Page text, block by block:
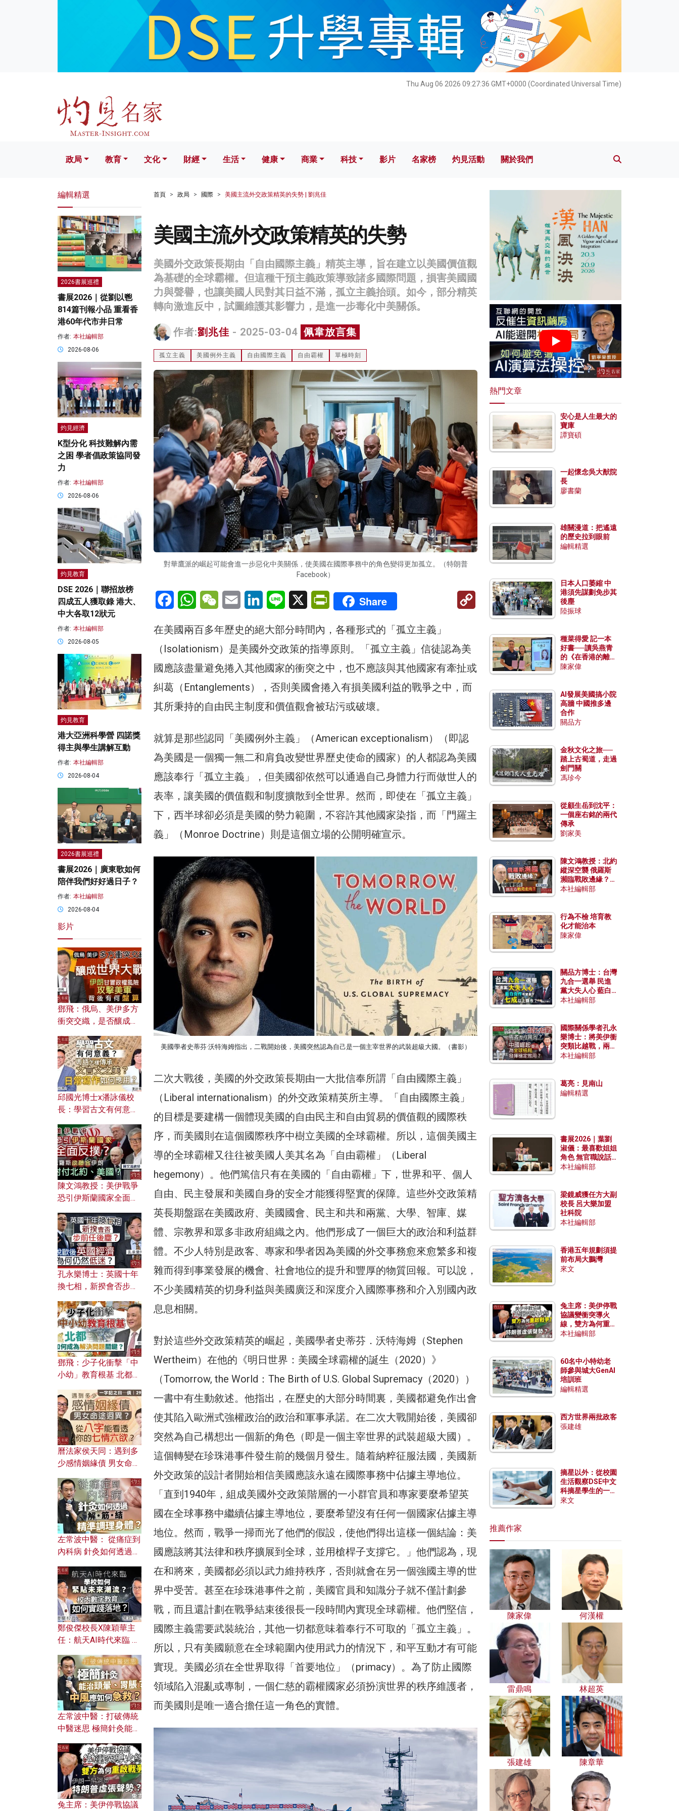
Thu Aug 06 2026 09:27:37 GMT+0000 (Coordinated Universal Time)
文化 財經 生活 健康 科技 影片 名家榜 灼見活動 關於我們
政局 教育 文化 財經 生活 健康 商業 科技 影片 名家榜 灼見活動 關於我們
首頁 政局 國際 美國主流外交政策精英的失勢 | 劉兆佳
美國主流外交政策精英的失勢
美國外交政策長期由「自由國際主義」精英主導，旨在建立以美國價值觀
為基礎的全球霸權。但這種干預主義政策導致諸多國際問題，損害美國國
力與聲譽，也讓美國人民對其日益不滿，孤立主義抬頭。如今，部分精英
轉向激進反中，試圖維護其影響力，是進一步毒化中美關係。
作者:劉兆佳 - 2025-03-04 佩韋放言集
孤立主義 美國例外主義 自由國際主義 自由霸權 單極時刻
對華鷹派的崛起可能會進一步惡化中美關係，使美國在國際事務中的角色變得更加孤立。（特朗普
Facebook）
FacebookWhatsAppWeChatEmail LinkedInLine X PrintFriendly
Share
Copy
在美國兩百多年歷史的絕大部分時間內，各種形式的「孤立主義」
（Isolationism）是美國外交政策的指導原則。「孤立主義」信徒認為美
國應該盡量避免捲入其他國家的衝突之中，也不應該與其他國家有牽扯或
糾葛（Entanglements），否則美國會捲入有損美國利益的戰爭之中，而
其所秉持的自由民主制度和價值觀會被玷污或破壞。
就算是那些認同「美國例外主義」（American exceptionalism）（即認
為美國是一個獨一無二和肩負改變世界歷史使命的國家）的人都認為美國
應該奉行「孤立主義」，但美國卻依然可以通過自己身體力行而做世人的
表率，讓美國的價值觀和制度擴散到全世界。然而，即使在「孤立主義」
下，西半球卻必須是美國的勢力範圍，不容許其他國家染指，而「門羅主
義」（Monroe Doctrine）則是這個立場的公開明確宣示。
美國學者史蒂芬·沃特海姆指出，二戰開始後，美國突然認為自己是一個主宰世界的武裝超級大國。（書影）
二次大戰後，美國的外交政策長期由一大批信奉所謂「自由國際主義」
（Liberal internationalism）的外交政策精英所主導。「自由國際主義」
的目標是要建構一個體現美國的自由民主和自由貿易的價值觀的國際秩
序，而美國則在這個國際秩序中樹立美國的全球霸權。所以，這個美國主
導的全球霸權又往往被美國人美其名為「自由霸權」（Liberal
hegemony）。他們篤信只有在美國的「自由霸權」下，世界和平、個人
自由、民主發展和美國自身的安全才能獲得堅實的保障。這些外交政策精
英長期盤踞在美國政府、美國國會、民主和共和兩黨、大學、智庫、媒
體、宗教界和眾多非政府組織之內。他們形成了一個巨大的政治和利益群
體。不少人特別是政客、專家和學者因為美國的外交事務愈來愈繁多和複
雜而得到事業發展的機會、社會地位的提升和豐厚的物質回報。可以說，
不少美國精英的切身利益與美國廣泛和深度介入國際事務和介入別國內政
息息相關。
對於這些外交政策精英的崛起，美國學者史蒂芬．沃特海姆（Stephen
Wertheim）在他的《明日世界：美國全球霸權的誕生（2020）》
（Tomorrow, the World：The Birth of U.S. Global Supremacy（2020））
一書中有生動敘述。他指出，在歷史的大部分時間裏，美國都避免作出會
使其陷入歐洲式強權政治的政治和軍事承諾。在二次大戰開始後，美國卻
突然為自己構想出一個新的角色（即是一個主宰世界的武裝超級大國）。
這個轉變在珍珠港事件發生前的幾個月發生。隨着納粹征服法國，美國新
外交政策的設計者開始相信美國應該永遠在國際事務中佔據主導地位。
「直到1940年，組成美國外交政策階層的一小群官員和專家要麼希望英
國在全球事務中繼續佔據主導地位，要麼希望沒有任何一個國家佔據主導
地位。然而，戰爭一掃而光了他們的假設，使他們得出這樣一個結論：美
國應該將其法律和秩序擴展到全球，並用槍桿子支撐它。」他們認為，現
在和將來，美國都必須以武力維持秩序，否則就會在另一個強國主導的世
界中受苦。甚至在珍珠港事件之前，美國官員和知識分子就不僅計劃參
戰，而且還計劃在戰爭結束後很長一段時間內實現全球霸權。他們堅信，
國際主義需要武裝統治，其他一切都意味着奉行不可取的「孤立主義」。
所以，只有美國願意在全球範圍內使用武力的情況下，和平互動才有可能
實現。美國必須在全世界取得「首要地位」（primacy）。為了防止國際
領域陷入混亂或專制，一個仁慈的霸權國家必須扮演世界的秩序維護者，
而美國則是唯一適合擔任這一角色的實體。
編輯精選
2026書展巡禮
書展2026｜從劉以鬯
814篇刊報小品 重看香
港60年代市井日常
作者: 本社編輯部
2026-08-06
灼見經濟
K型分化 科技難解內需
之困 學者倡政策協同發
力
作者: 本社編輯部
2026-08-06
灼見教育
DSE 2026｜聯招放榜
四成五人獲取錄 港大、
中大各取12狀元
作者: 本社編輯部
2026-08-05
灼見教育
港大亞洲科學營 四諾獎
得主與學生講解互動
作者: 本社編輯部
2026-08-04
2026書展巡禮
書展2026｜廣東歌如何
陪伴我們好好過日子？
作者: 本社編輯部
2026-08-04
影片
鄧飛：俄烏、美伊多方
衝突交織，是否釀成世
風險攻擊美軍，背後有
何盤算？
邱國光博士x潘詠儀校
長：學習古文有何意
文之美？ 日常寫作如何
應用？
陳文鴻教授：美伊戰爭
恐引伊斯蘭國家全面反
對付北約美國？
孔永樂博士：英國十年
換七相，新揆會否步前
濟為何仍然低迷？
鄧飛：少子化衝擊「中
小幼」教育根基 北都如
曆法家侯天同：遇到多
少感情姻緣債 男女命途
的七情六欲？
左常波中醫： 從痛症到
內科病 針灸如何透過解
鄭俊傑校長X陳穎華主
任：航天AI時代來臨 學
校內數字教育如何實踐
落地？
左常波中醫：打破傳統
中醫迷思 極簡針灸能治
何急救？
兔主席：美伊停戰協議
熱門文章
安心是人生最大的
寶庫
譚寶碩
一起懷念吳大猷院
長
廖書蘭
雄關漫道：把遙遠
的歷史拉到眼前
編輯精選
日本人口萎縮 中
港須先謀劃免步其
後塵
陸振球
種菜得愛 記一本
好書──讀吳燕青
的《在香港的離島
種菜》
陳家偉
AI發展美國搞小院
高牆 中國推多邊
合作
關品方
金秋文化之旅──
踏上古蜀道，走過
劍門關
馮珍今
從顧生岳到沈平：
一個座右銘的兩代
傳承
劉家美
陳文鴻教授：北約
縱深空襲 俄羅斯
瀕臨戰敗邊緣？中
國零部件能左右戰
本社編輯部
行為不檢 培育教
化才能治本
陳家偉
關品方博士：台灣
九合一選舉 民進
黨大失人心 藍白
合作有望拿下七成
本社編輯部
國際關係學者孔永
樂博士：將美伊衝
突類比越戰，兩者
有何異同？中國崛
本社編輯部
葛亮：見南山
編輯精選
書展2026｜葉劉
淑儀：最喜歡姐姐
角色 無官職說話
包袱少
本社編輯部
梁鏡威獲任方大副
校長 呂大樂加盟
社科院
本社編輯部
香港五年規劃須提
前布局大鵬灣
來文
兔主席：美伊停戰
協議變衝突導火
線，雙方為何重啟
戰爭？伊朗一早洞
本社編輯部
60名中小特幼老
師參與城大GenAI
培訓班
編輯精選
西方世界兩批政客
張建雄
摘星以外：從校園
生活觀察DSE中文
科摘星學生的一點
特質
來文
推薦作家
陳家偉 何漢權
雷鼎鳴 林超英
張建雄 陳章華